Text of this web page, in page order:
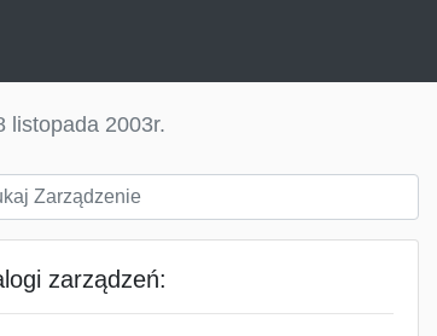
listopada 2003r.
zarządzeń: